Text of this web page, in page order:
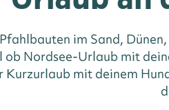
im Sand,
ob Nordsee-Urlaub mit
mit deinem